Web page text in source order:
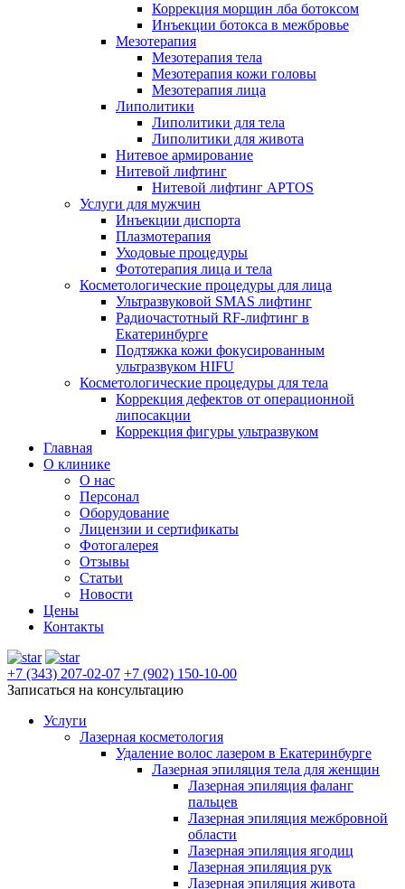
Коррекция морщин лба ботоксом
Инъекции ботокса в межбровье
Мезотерапия
Мезотерапия тела
Мезотерапия кожи головы
Мезотерапия лица
Липолитики
Липолитики для тела
Липолитики для живота
Нитевое армирование
Нитевой лифтинг
Нитевой лифтинг APTOS
Услуги для мужчин
Инъекции диспорта
Плазмотерапия
Уходовые процедуры
Фототерапия лица и тела
Косметологические процедуры для лица
Ультразвуковой SMAS лифтинг
Радиочастотный RF-лифтинг в
Екатеринбурге
Подтяжка кожи фокусированным
ультразвуком HIFU
Косметологические процедуры для тела
Коррекция дефектов от операционной
липосакции
Коррекция фигуры ультразвуком
Главная
О клинике
О нас
Персонал
Оборудование
Лицензии и сертификаты
Фотогалерея
Отзывы
Статьи
Новости
Цены
Контакты
+7 (343) 207-02-07 +7 (902) 150-10-00
Записаться на консультацию
Услуги
Лазерная косметология
Удаление волос лазером в Екатеринбурге
Лазерная эпиляция тела для женщин
Лазерная эпиляция фаланг
пальцев
Лазерная эпиляция межбровной
области
Лазерная эпиляция ягодиц
Лазерная эпиляция рук
Лазерная эпиляция живота